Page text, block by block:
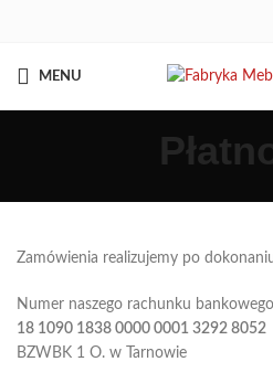
MENU
Zamówienia realizujemy po
Numer naszego rachunku
18 1090 1838 0000 0001 3292 8052
BZWBK 1 O. w Tarnowie